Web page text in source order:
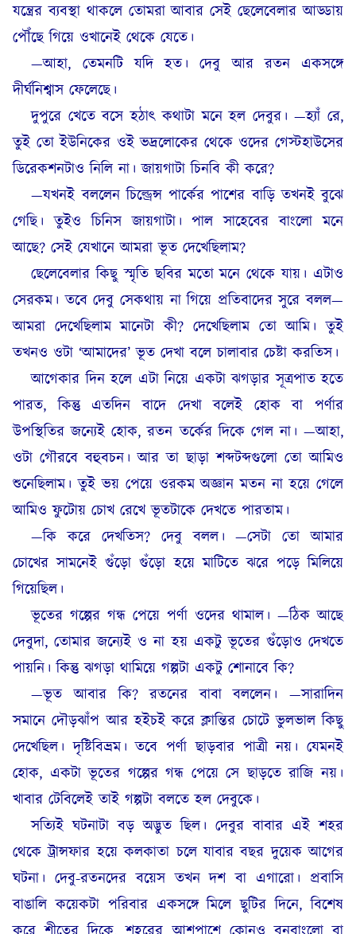
যন্ত্রের ব্যবস্থা থাকলে তোমরা আবার সেই ছেলেবেলার আড্ডায়
পৌঁছে গিয়ে ওখানেই থেকে যেতে।
—আহা, তেমনটি যদি হত। দেবু আর রতন একসঙ্গে
দীর্ঘনিশ্বাস ফেলেছে।
দুপুরে খেতে বসে হঠাৎ কথাটা মনে হল দেবুর। —হ্যাঁ রে,
তুই তো ইউনিকের ওই ভদ্রলোকের থেকে ওদের গেস্টহাউসের
ডিরেকশনটাও নিলি না। জায়গাটা চিনবি কী করে?
—যখনই বললেন চিল্ড্রেন্স পার্কের পাশের বাড়ি তখনই বুঝে
গেছি। তুইও চিনিস জায়গাটা। পাল সাহেবের বাংলো মনে
আছে? সেই যেখানে আমরা ভূত দেখেছিলাম?
ছেলেবেলার কিছু স্মৃতি ছবির মতো মনে থেকে যায়। এটাও
সেরকম। তবে দেবু সেকথায় না গিয়ে প্রতিবাদের সুরে বলল—
আমরা দেখেছিলাম মানেটা কী? দেখেছিলাম তো আমি। তুই
তখনও ওটা ‘আমাদের’ ভূত দেখা বলে চালাবার চেষ্টা করতিস।
আগেকার দিন হলে এটা নিয়ে একটা ঝগড়ার সূত্রপাত হতে
পারত, কিন্তু এতদিন বাদে দেখা বলেই হোক বা পর্ণার
উপস্থিতির জন্যেই হোক, রতন তর্কের দিকে গেল না। —আহা,
ওটা গৌরবে বহুবচন। আর তা ছাড়া শব্দটব্দগুলো তো আমিও
শুনেছিলাম। তুই ভয় পেয়ে ওরকম অজ্ঞান মতন না হয়ে গেলে
আমিও ফুটোয় চোখ রেখে ভূতটাকে দেখতে পারতাম।
—কি করে দেখতিস? দেবু বলল। —সেটা তো আমার
চোখের সামনেই গুঁড়ো গুঁড়ো হয়ে মাটিতে ঝরে পড়ে মিলিয়ে
গিয়েছিল।
ভূতের গল্পের গন্ধ পেয়ে পর্ণা ওদের থামাল। —ঠিক আছে
দেবুদা, তোমার জন্যেই ও না হয় একটু ভূতের গুঁড়োও দেখতে
পায়নি। কিন্তু ঝগড়া থামিয়ে গল্পটা একটু শোনাবে কি?
—ভূত আবার কি? রতনের বাবা বললেন। —সারাদিন
সমানে দৌড়ঝাঁপ আর হইচই করে ক্লান্তির চোটে ভুলভাল কিছু
দেখেছিল। দৃষ্টিবিভ্রম। তবে পর্ণা ছাড়বার পাত্রী নয়। যেমনই
হোক, একটা ভূতের গল্পের গন্ধ পেয়ে সে ছাড়তে রাজি নয়।
খাবার টেবিলেই তাই গল্পটা বলতে হল দেবুকে।
সত্যিই ঘটনাটা বড় অদ্ভুত ছিল। দেবুর বাবার এই শহর
থেকে ট্রান্সফার হয়ে কলকাতা চলে যাবার বছর দুয়েক আগের
ঘটনা। দেবু-রতনদের বয়েস তখন দশ বা এগারো। প্রবাসি
বাঙালি কয়েকটা পরিবার একসঙ্গে মিলে ছুটির দিনে, বিশেষ